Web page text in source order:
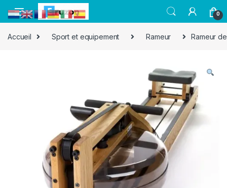
0
Accueil Sport et equipement Rameur Rameur